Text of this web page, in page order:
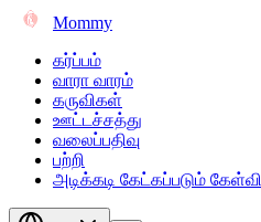
Mommy
கர்ப்பம்
வாரா வாரம்
கருவிகள்
ஊட்டச்சத்து
வலைப்பதிவு
பற்றி
அடிக்கடி கேட்கப்படும்